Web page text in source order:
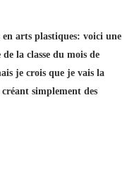
arts plastiques: voici une
la classe du mois de
je crois que je vais la
simplement des